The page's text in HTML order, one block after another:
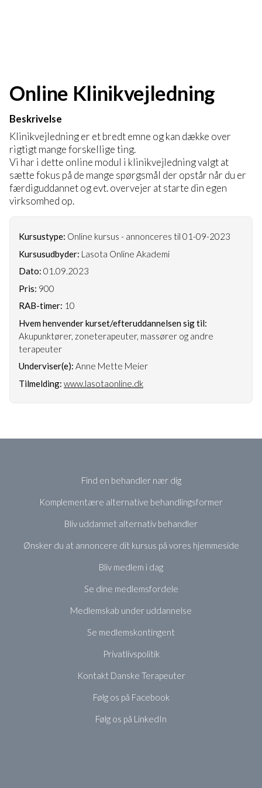
Online Klinikvejledning
Beskrivelse
Klinikvejledning er et bredt emne og kan dække over
rigtigt mange forskellige ting.
Vi har i dette online modul i klinikvejledning valgt at
sætte fokus på de mange spørgsmål der opstår når du er
færdiguddannet og evt. overvejer at starte din egen
virksomhed op.
Kursustype: Online kursus - annonceres til 01-09-2023
Kursusudbyder: Lasota Online Akademi
Dato: 01.09.2023
Pris: 900
RAB-timer: 10
Hvem henvender kurset/efteruddannelsen sig til:
Akupunktører, zoneterapeuter, massører og andre
terapeuter
Underviser(e): Anne Mette Meier
Tilmelding: www.lasotaonline.dk
Find en behandler nær dig
Komplementære alternative behandlingsformer
Bliv uddannet alternativ behandler
Ønsker du at annoncere dit kursus på vores hjemmeside
Bliv medlem i dag
Se dine medlemsfordele
Medlemskab under uddannelse
Se medlemskontingent
Privatlivspolitik
Kontakt Danske Terapeuter
Følg os på Facebook
Følg os på LinkedIn